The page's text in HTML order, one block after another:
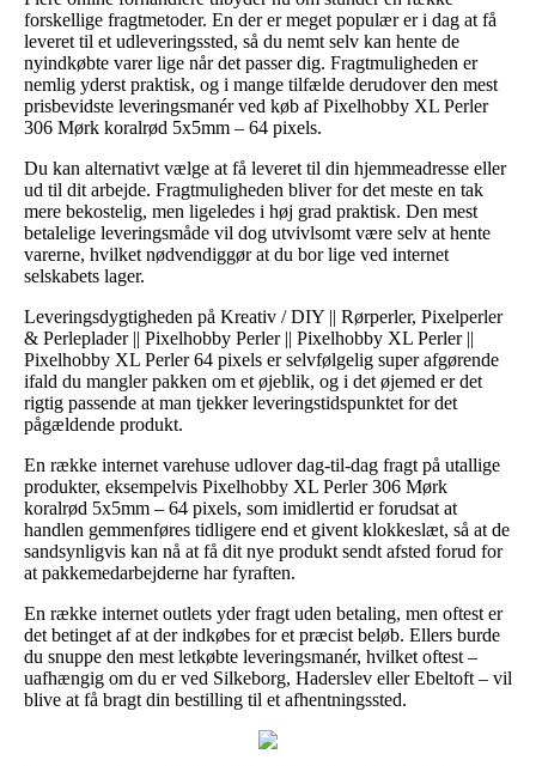
forskellige fragtmetoder. En der er meget populær er i dag at få
leveret til et udleveringssted, så du nemt selv kan hente de
nyindkøbte varer lige når det passer dig. Fragtmuligheden er
nemlig yderst praktisk, og i mange tilfælde derudover den mest
prisbevidste leveringsmanér ved køb af Pixelhobby XL Perler
306 Mørk koralrød 5x5mm – 64 pixels.
Du kan alternativt vælge at få leveret til din hjemmeadresse eller
ud til dit arbejde. Fragtmuligheden bliver for det meste en tak
mere bekostelig, men ligeledes i høj grad praktisk. Den mest
betalelige leveringsmåde vil dog utvivlsomt være selv at hente
varerne, hvilket nødvendiggør at du bor lige ved internet
selskabets lager.
Leveringsdygtigheden på Kreativ / DIY || Rørperler, Pixelperler
& Perleplader || Pixelhobby Perler || Pixelhobby XL Perler ||
Pixelhobby XL Perler 64 pixels er selvfølgelig super afgørende
ifald du mangler pakken om et øjeblik, og i det øjemed er det
rigtig passende at man tjekker leveringstidspunktet for det
pågældende produkt.
En række internet varehuse udlover dag-til-dag fragt på utallige
produkter, eksempelvis Pixelhobby XL Perler 306 Mørk
koralrød 5x5mm – 64 pixels, som imidlertid er forudsat at
handlen gemmenføres tidligere end et givent klokkeslæt, så at de
sandsynligvis kan nå at få dit nye produkt sendt afsted forud for
at pakkemedarbejderne har fyraften.
En række internet outlets yder fragt uden betaling, men oftest er
det betinget af at der indkøbes for et præcist beløb. Ellers burde
du snuppe den mest letkøbte leveringsmanér, hvilket oftest –
uafhængig om du er ved Silkeborg, Haderslev eller Ebeltoft – vil
blive at få bragt din bestilling til et afhentningssted.